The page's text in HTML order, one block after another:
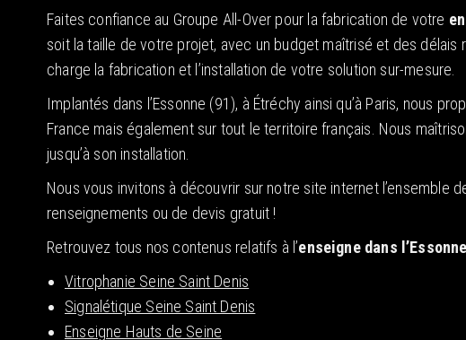
Faites confiance au Groupe All-Over pour la fabrication de votre
soit la taille de votre projet, avec un budget maîtrisé et des
charge la fabrication et l’installation de votre solution sur-mesure.
Implantés dans l’Essonne (91), à Étréchy ainsi qu’à Paris, nous
France mais également sur tout le territoire français. Nous
jusqu’à son installation.
Nous vous invitons à découvrir sur notre site internet l’ensemble
renseignements ou de devis gratuit !
Retrouvez tous nos contenus relatifs à l’enseigne dans l’Essonne
Vitrophanie Seine Saint Denis
Signalétique Seine Saint Denis
Enseigne Hauts de Seine